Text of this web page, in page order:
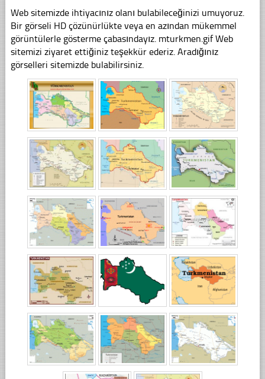
Web sitemizde ihtiyacınız olanı bulabileceğinizi umuyoruz.
Bir görseli HD çözünürlükte veya en azından mükemmel
görüntülerle gösterme çabasındayız. mturkmen.gif Web
sitemizi ziyaret ettiğiniz teşekkür ederiz. Aradığınız
görselleri sitemizde bulabilirsiniz.